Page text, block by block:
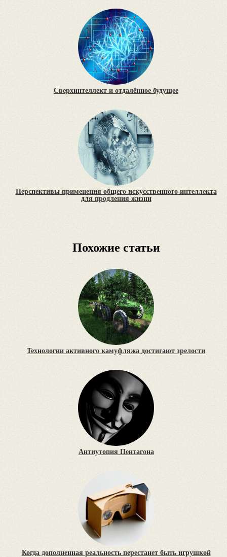
Сверхинтеллект и отдалённое будущее
Перспективы применения общего искусственного интеллекта
для продления жизни
Похожие статьи
Технологии активного камуфляжа достигают зрелости
Антиутопия Пентагона
Когда дополненная реальность перестанет быть игрушкой